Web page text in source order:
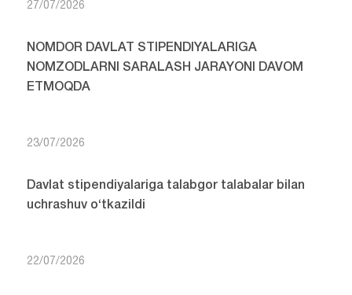
27/07/2026
NOMDOR DAVLAT STIPENDIYALARIGA
NOMZODLARNI SARALASH JARAYONI DAVOM
ETMOQDA
23/07/2026
Davlat stipendiyalariga talabgor talabalar bilan
uchrashuv o‘tkazildi
22/07/2026